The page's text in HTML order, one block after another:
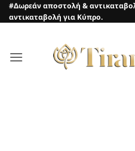
Μετάβαση
στο
#Δωρεάν αποστολή &
αντικαταβολή για Κύπρο.